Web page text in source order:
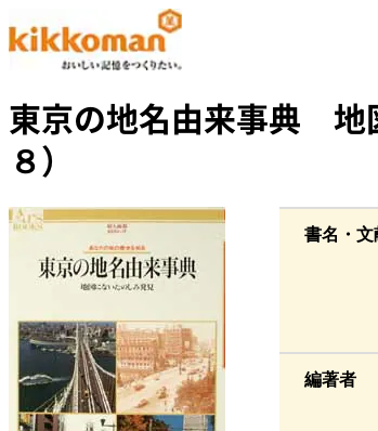
東京の地名由来事典 地
８）
書名・文
編著者